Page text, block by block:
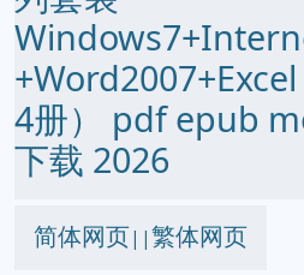
4册） pdf epub
下载 2026
简体网页||繁体网页